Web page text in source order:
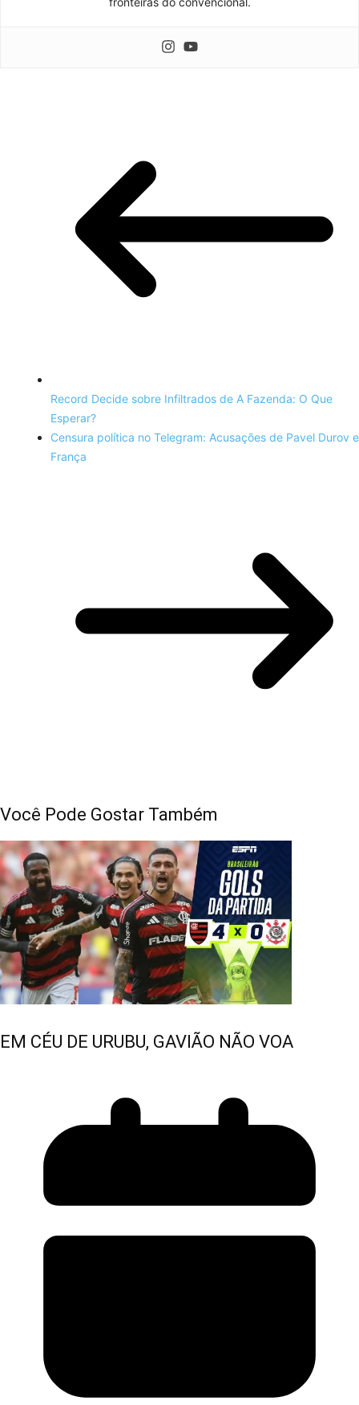
Record Decide sobre Infiltrados de A Fazenda: O Que
Esperar?
Censura política no Telegram: Acusações de Pavel Durov e
França
Você Pode Gostar Também
EM CÉU DE URUBU, GAVIÃO NÃO VOA